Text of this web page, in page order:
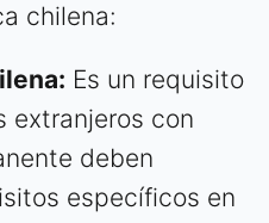
chilena:
Es un requisito
extranjeros con
deben
específicos en